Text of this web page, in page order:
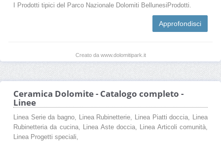
I Prodotti tipici del Parco Nazionale Dolomiti BellunesiProdotti.
Approfondisci
Creato da www.dolomitipark.it
Ceramica Dolomite - Catalogo completo -
Linee
Linea Serie da bagno, Linea Rubinetterie, Linea Piatti doccia, Linea
Rubinetteria da cucina, Linea Aste doccia, Linea Articoli comunità,
Linea Progetti speciali,